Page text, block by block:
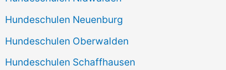
Hundeschulen Neuenburg
Hundeschulen Oberwalden
Hundeschulen Schaffhausen